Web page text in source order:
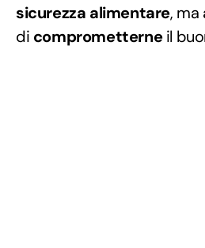
sicurezza alimentare, ma
di comprometterneil